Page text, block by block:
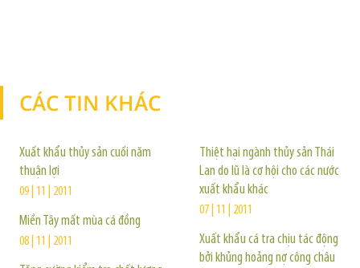
CÁC TIN KHÁC
Xuất khẩu thủy sản cuối năm
thuận lợi
09 | 11 | 2011
Miền Tây mất mùa cá đồng
08 | 11 | 2011
Thiệt hại ngành thủy sản Thái
Lan do lũ là cơ hội cho các nước
xuất khẩu khác
07 | 11 | 2011
Xuất khẩu cá tra chịu tác động
bởi khủng hoảng nợ công châu